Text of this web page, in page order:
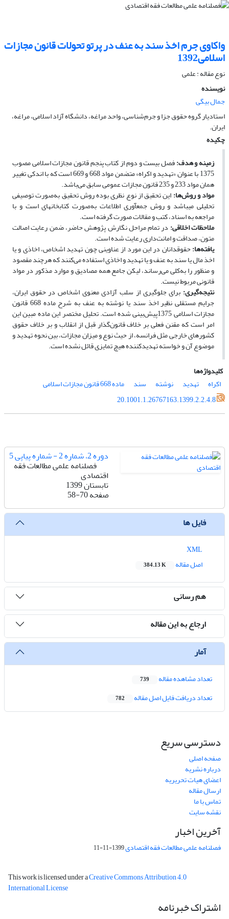
واکاوی جرم اخذ سند به عنف در پرتو تحولات قانون مجازات
اسلامی1392
نوع مقاله : علمی
نویسنده
جمال بیگی
استادیار گروه حقوق جزا و جرم‌شناسی، واحد مراغه، دانشگاه آزاد اسلامی، مراغه،
ایران.
چکیده
زمینه و هدف:فصل بیست و دوم از کتاب پنجم قانون مجازات اسلامی مصوب
1375 با عنوان «تهدید و اکراه» متضمن مواد 668 و 669 است که با اندکی تغییر
همان مواد 233 و 235 قانون مجازات عمومی سابق می‌باشد.
مواد و روش‌ها:این تحقیق از نوع نظری بوده ‌روش تحقیق به‌صورت توصیفی
تحلیلی می‏باشد و روش جمع‏آوری اطلاعات به‌صورت کتابخانه‏ای است و با
مراجعه به اسناد، کتب و مقالات صورت گرفته است.
ملاحظات اخلاقی: در تمام مراحل نگارش پژوهش حاضر، ضمن رعایت اصالت
متون، صداقت و امانت‌داری رعایت شده است.
یافته‌ها:حقوقدانان در این مورد از عناوینی چون تهدید اشخاص، اخاذی و یا
اخذ مال یا سند به عنف و یا تهدید و اخاذی استفاده می‌کنند که هرچند مقصود
و منظور را به‌کلی می‌رساند، لیکن جامع همه مصادیق و موارد مذکور در مواد
قانونی مربوط نیست.
نتیجه‌گیری: برای جلوگیری از سلب آزادی معنوی اشخاص در حقوق ایران،
جرایم مستقلی نظیر اخذ سند یا نوشته به عنف به شرح ماده 668 قانون
مجازات اسلامی 1375پیش‌بینی شده است. تحلیل مختصر این ماده مبین این
امر است که مقنن فعلی بر خلاف قانون‌گذار قبل از انقلاب و بر خلاف حقوق
کشورهای خارجی مثل فرانسه، از حیث نوع و میزان مجازات، بین نحوه تهدید و
موضوع آن و خواسته تهدیدکننده هیچ تمایزی قائل نشده است.
کلیدواژه‌ها
اکراه
تهدید نوشته سند
ماده 668 قانون مجازات اسلامی
20.1001.1.26767163.1399.2.2.4.8
دوره 2، شماره 2 - شماره پیاپی 5
فصلنامه علمی مطالعات فقه
اقتصادی
تابستان 1399
صفحه58-70
فایل ها
اصل مقاله
384.13 K
هم رسانی
ارجاع به این مقاله
آمار
تعداد مشاهده مقاله 739
تعداد دریافت فایل اصل مقاله 782
دسترسی سریع
صفحه اصلی
درباره نشریه
اعضای هیات تحریریه
ارسال مقاله
تماس با ما
نقشه سایت
آخرین اخبار
فصلنامه علمی مطالعات فقه اقتصادی1399-11-11
This work is licensed under aCreative Commons Attribution 4.0
International License
اشتراک خبرنامه